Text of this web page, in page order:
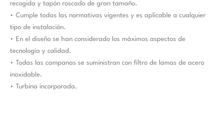
recogida y tapón roscado de gran tamaño.
• Cumple todas las normativas vigentes y es aplicable a cualquier
tipo de instalación.
• En el diseño se han considerado los máximos aspectos de
tecnología y calidad.
• Todas las campanas se suministran con filtro de lamas de acero
inoxidable.
• Turbina incorporada.